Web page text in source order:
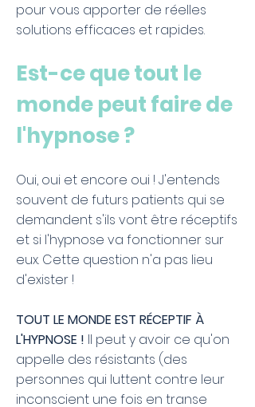
pour vous apporter de réelles
solutions efficaces et rapides.
Est-ce que tout le
monde peut faire de
l'hypnose ?
Oui, oui et encore oui ! J'entends
souvent de futurs patients qui se
demandent s'ils vont être réceptifs
et si l'hypnose va fonctionner sur
eux. Cette question n'a pas lieu
d'exister !
TOUT LE MONDE EST RÉCEPTIF À
L'HYPNOSE ! Il peut y avoir ce qu'on
appelle des résistants (des
personnes qui luttent contre leur
inconscient une fois en transe